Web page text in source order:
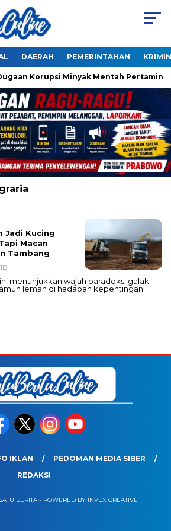
DAERAH PEMERINTAHAN
Korupsi Minyak Mentah Pertamina
Jadi Kucing
Macan
Tambang
menunjukkan wajah paradoks: galak
lemah di hadapan kepentingan
IKLAN
PEDOMAN MEDIA SIBER
REDAKSI
BERITA - POWERED BY INVEX CREATIVE